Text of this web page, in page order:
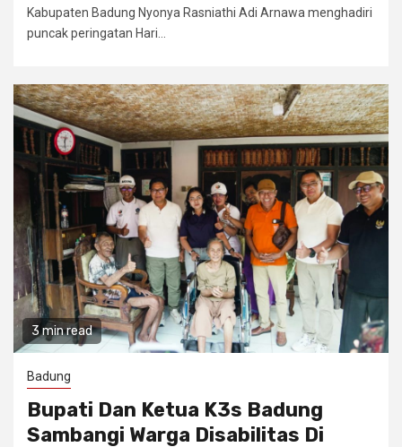
Kabupaten Badung Nyonya Rasniathi Adi Arnawa menghadiri
puncak peringatan Hari...
3 min read
Badung
Bupati Dan Ketua K3s Badung
Sambangi Warga Disabilitas Di